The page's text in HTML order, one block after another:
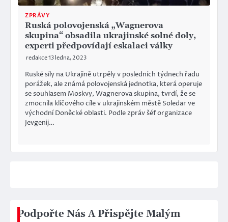
ZPRÁVY
Ruská polovojenská „Wagnerova
skupina“ obsadila ukrajinské solné doly,
experti předpovídají eskalaci války
redakce13 ledna, 2023
Ruské síly na Ukrajině utrpěly v posledních týdnech řadu
porážek, ale známá polovojenská jednotka, která operuje
se souhlasem Moskvy, Wagnerova skupina, tvrdí, že se
zmocnila klíčového cíle v ukrajinském městě Soledar ve
východní Doněcké oblasti. Podle zpráv šéf organizace
Jevgenij…
Podpořte Nás A Přispějte Malým